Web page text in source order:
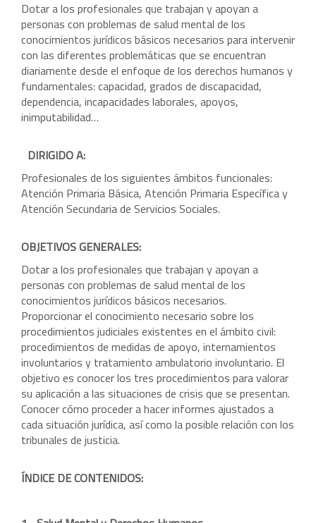
Dotar a los profesionales que trabajan y apoyan a
personas con problemas de salud mental de los
conocimientos jurídicos básicos necesarios para intervenir
con las diferentes problemáticas que se encuentran
diariamente desde el enfoque de los derechos humanos y
fundamentales: capacidad, grados de discapacidad,
dependencia, incapacidades laborales, apoyos,
inimputabilidad…
DIRIGIDO A:
Profesionales de los siguientes ámbitos funcionales:
Atención Primaria Básica, Atención Primaria Específica y
Atención Secundaria de Servicios Sociales.
OBJETIVOS GENERALES:
Dotar a los profesionales que trabajan y apoyan a
personas con problemas de salud mental de los
conocimientos jurídicos básicos necesarios.
Proporcionar el conocimiento necesario sobre los
procedimientos judiciales existentes en el ámbito civil:
procedimientos de medidas de apoyo, internamientos
involuntarios y tratamiento ambulatorio involuntario. El
objetivo es conocer los tres procedimientos para valorar
su aplicación a las situaciones de crisis que se presentan.
Conocer cómo proceder a hacer informes ajustados a
cada situación jurídica, así como la posible relación con los
tribunales de justicia.
ÍNDICE DE CONTENIDOS: